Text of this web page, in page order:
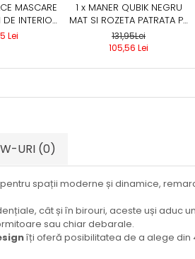
MASCARE
INTERIOR,
Lei
1 x MANER QUBIK NEGRU
MAT SI ROZETA PATRATA PZ
/ BB / WC, MANER CU
ROZETA BB SI CHEIE
131,95Lei
105,56 Lei
URI (0)
spații moderne și dinamice,
cât și în birouri, aceste uși aduc
sau chiar debarale.
îți oferă posibilitatea de a alege din